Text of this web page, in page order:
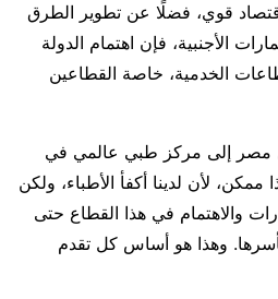
قوي، فضلًا عن تطوير الطرق
الأجنبية، فإن اهتمام الدولة
الخدمية، خاصة القطاعين
مصر إلى مركز طبي عالمي في
لأن لدينا أكفأ الأطباء، ولكن
والاهتمام في هذا القطاع حتى
وهذا هو أساس كل تقدم